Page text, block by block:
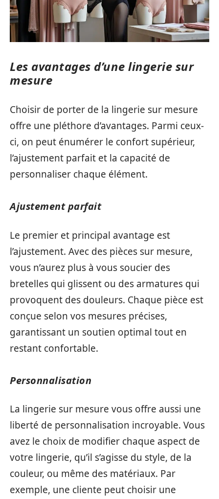
Les avantages d’une lingerie sur
mesure
Choisir de porter de la lingerie sur mesure
offre une pléthore d’avantages. Parmi ceux-
ci, on peut énumérer le confort supérieur,
l’ajustement parfait et la capacité de
personnaliser chaque élément.
Ajustement parfait
Le premier et principal avantage est
l’ajustement. Avec des pièces sur mesure,
vous n’aurez plus à vous soucier des
bretelles qui glissent ou des armatures qui
provoquent des douleurs. Chaque pièce est
conçue selon vos mesures précises,
garantissant un soutien optimal tout en
restant confortable.
Personnalisation
La lingerie sur mesure vous offre aussi une
liberté de personnalisation incroyable. Vous
avez le choix de modifier chaque aspect de
votre lingerie, qu’il s’agisse du style, de la
couleur, ou même des matériaux. Par
exemple, une cliente peut choisir une